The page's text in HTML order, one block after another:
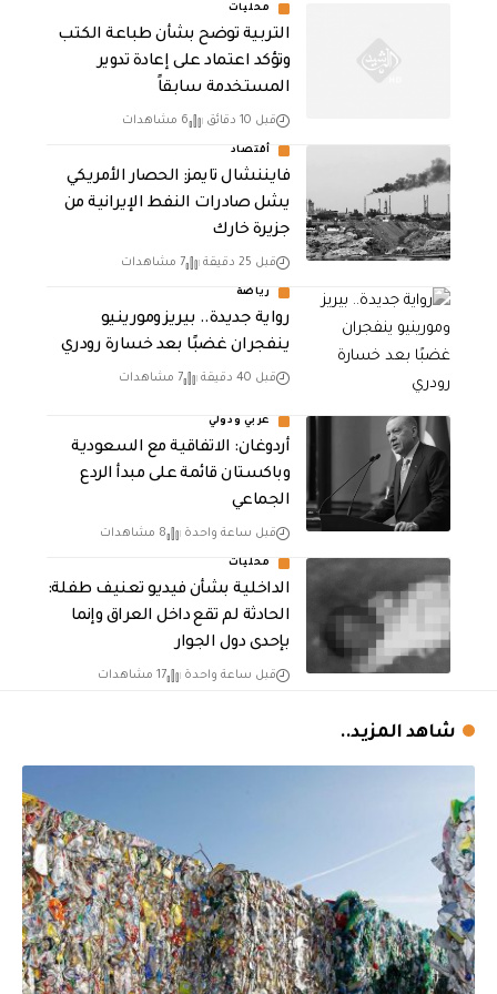
محليات
التربية توضح بشأن طباعة الكتب
وتؤكد اعتماد على إعادة تدوير
المستخدمة سابقاً
قبل 10 دقائق 6 مشاهدات
أقتصاد
فايننشال تايمز: الحصار الأمريكي
يشل صادرات النفط الإيرانية من
جزيرة خارك
قبل 25 دقيقة 7 مشاهدات
رياضة
رواية جديدة.. بيريز ومورينيو
ينفجران غضبًا بعد خسارة رودري
قبل 40 دقيقة 7 مشاهدات
عربي ودولي
أردوغان: الاتفاقية مع السعودية
وباكستان قائمة على مبدأ الردع
الجماعي
قبل ساعة واحدة 8 مشاهدات
محليات
الداخلية بشأن فيديو تعنيف طفلة:
الحادثة لم تقع داخل العراق وإنما
بإحدى دول الجوار
قبل ساعة واحدة 17 مشاهدات
شاهد المزيد..